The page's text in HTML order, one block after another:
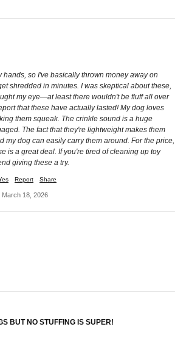
hands, so I've basically thrown money away on
shredded in minutes. I was skeptical about these,
my eye—at least there wouldn't be fluff all over
that these have actually lasted! My dog loves
them squeak. The crinkle sound is a huge
The fact that they're lightweight makes them
my dog can easily carry them around. For the price,
is a great deal. If you're tired of cleaning up toy
giving these a try.
Report Share
March 18, 2026
BUT NO STUFFING IS SUPER!